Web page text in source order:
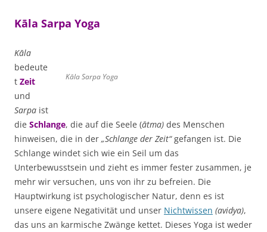
Kāla Sarpa Yoga
KālaSarpa Yoga
Kāla
bedeute
t Zeit
und
Sarpa ist
die Schlange, die auf die Seele (ātma) des Menschen
hinweisen, die in der „Schlange der Zeit“gefangen ist. Die
Schlange windet sich wie ein Seil um das
Unterbewusstsein und zieht es immer fester zusammen, je
mehr wir versuchen, uns von ihr zu befreien. Die
Hauptwirkung ist psychologischer Natur, denn es ist
unsere eigene Negativität und unser Nichtwissen (avidya),
das uns an karmische Zwänge kettet. Dieses Yoga ist weder